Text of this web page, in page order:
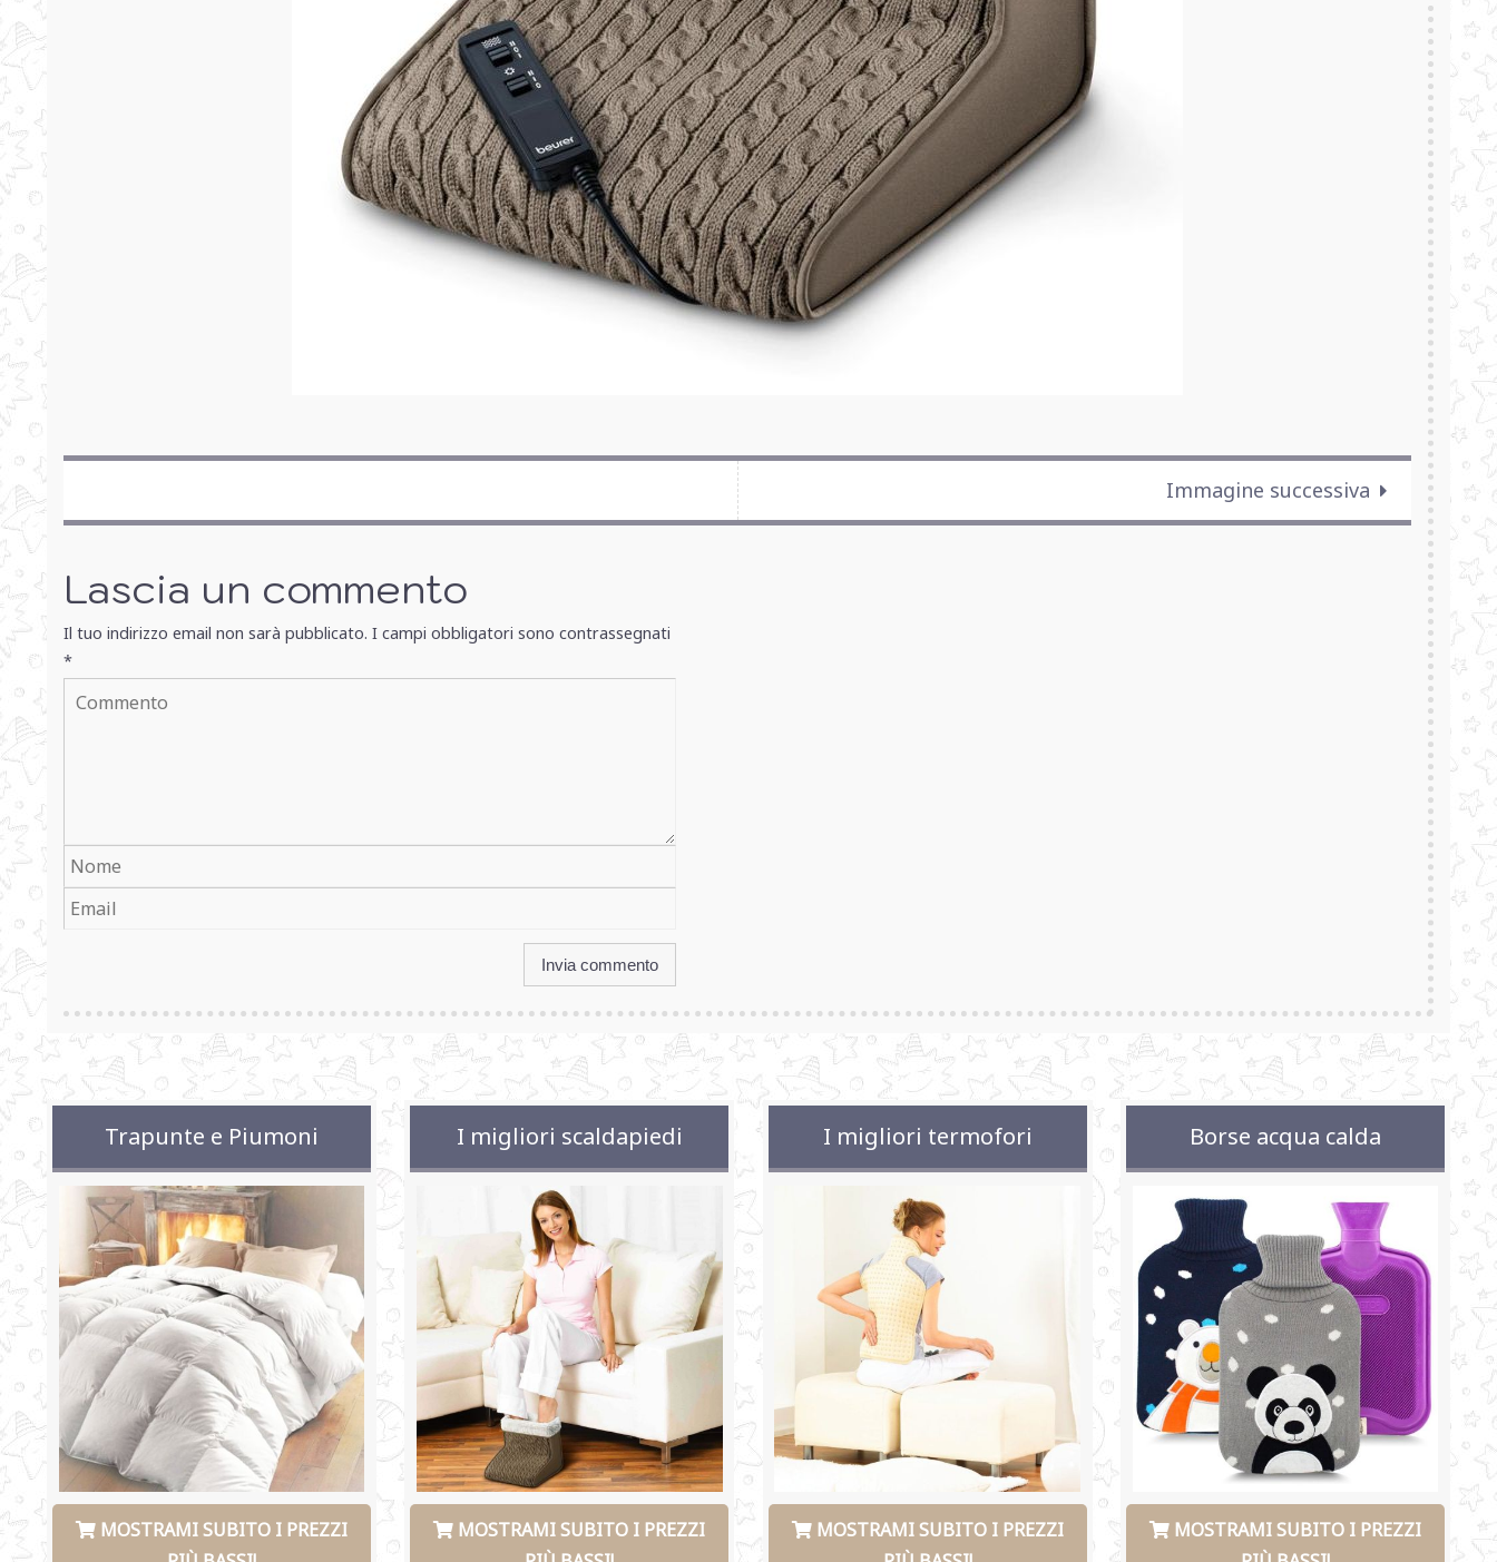
Immagine successiva
Lascia un commento
Il tuo indirizzo email non sarà pubblicato. I campi obbligatori sono contrassegnati
*
Trapunte e Piumoni
MOSTRAMI SUBITO I PREZZI
I migliori scaldapiedi
MOSTRAMI SUBITO I PREZZI
I migliori termofori
MOSTRAMI SUBITO I PREZZI
Borse acqua calda
MOSTRAMI SUBITO I PREZZI